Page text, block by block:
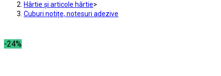
Hârtie și articole hârtie>
Cuburi notițe, notesuri adezive
-24%